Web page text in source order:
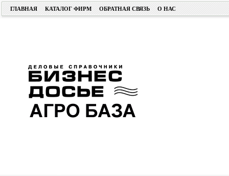
ГЛАВНАЯ КАТАЛОГ ФИРМ ОБРАТНАЯ СВЯЗЬ О НАС